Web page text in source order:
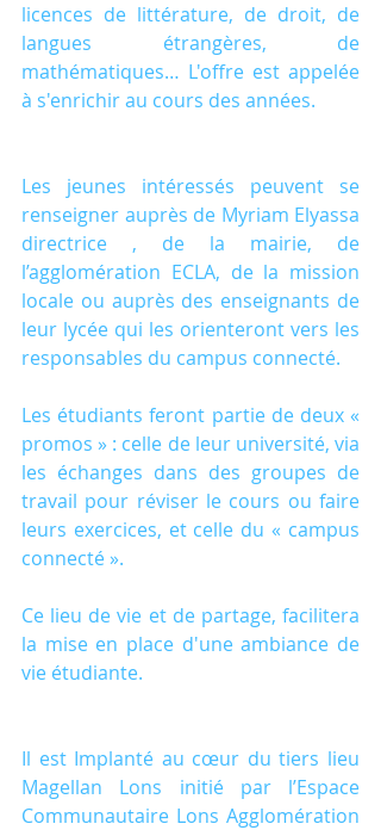
licences de littérature, de droit, de
langues étrangères, de
mathématiques… L'offre est appelée
à s'enrichir au cours des années.
Les jeunes intéressés peuvent se
renseigner auprès de Myriam Elyassa
directrice , de la mairie, de
l’agglomération ECLA, de la mission
locale ou auprès des enseignants de
leur lycée qui les orienteront vers les
responsables du campus connecté.
Les étudiants feront partie de deux «
promos » : celle de leur université, via
les échanges dans des groupes de
travail pour réviser le cours ou faire
leurs exercices, et celle du « campus
connecté ».
Ce lieu de vie et de partage, facilitera
la mise en place d'une ambiance de
vie étudiante.
Il est Implanté au cœur du tiers lieu
Magellan Lons initié par l’Espace
Communautaire Lons Agglomération